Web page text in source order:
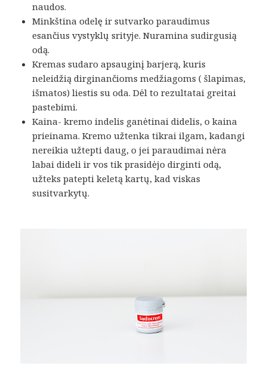
naudos.
Minkština odelę ir sutvarko paraudimus
esančius vystyklų srityje. Nuramina sudirgusią
odą.
Kremas sudaro apsauginį barjerą, kuris
neleidžią dirginančioms medžiagoms ( šlapimas,
išmatos) liestis su oda. Dėl to rezultatai greitai
pastebimi.
Kaina- kremo indelis ganėtinai didelis, o kaina
prieinama. Kremo užtenka tikrai ilgam, kadangi
nereikia užtepti daug, o jei paraudimai nėra
labai dideli ir vos tik prasidėjo dirginti odą,
užteks patepti keletą kartų, kad viskas
susitvarkytų.